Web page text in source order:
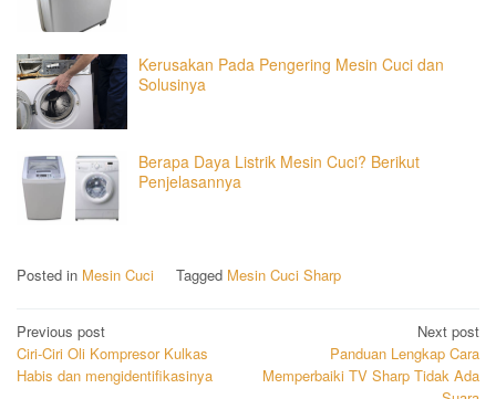
Kerusakan Pada Pengering Mesin Cuci dan
Solusinya
Berapa Daya Listrik Mesin Cuci? Berikut
Penjelasannya
Posted in Mesin Cuci Tagged Mesin Cuci Sharp
Post
navigation
Previous post
Ciri-Ciri Oli Kompresor Kulkas
Habis dan mengidentifikasinya
Next post
Panduan Lengkap Cara
Memperbaiki TV Sharp Tidak Ada